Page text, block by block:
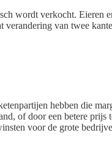
wordt verkocht. Eieren
van twee
hebben die
of door een betere
voor de grote